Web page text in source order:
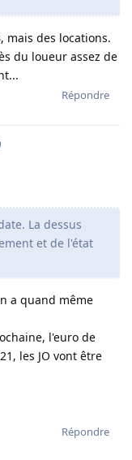
mais des locations.
du loueur assez de
Répondre
La dessus
et de l'état
a quand même
l'euro de
les JO vont être
Répondre